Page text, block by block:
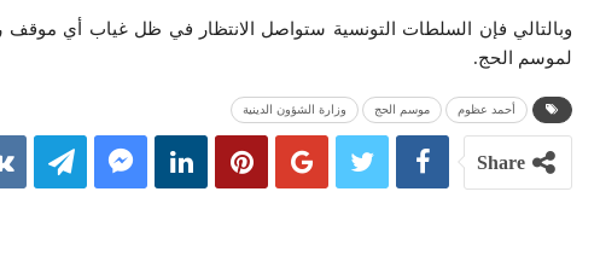
وبالتالي فإن السلطات التونسية ستواصل الانتظار في ظل غياب أي موقف
لموسم الحج.
أحمد عظوم موسم الحج وزارة الشؤون الدينية
Share